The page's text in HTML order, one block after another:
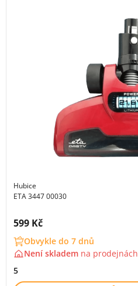
Hubice
ETA 3447 00030
Cena s DPH:
599 Kč
Obvykle do 7 dnů
Není skladem na prodejnách
5